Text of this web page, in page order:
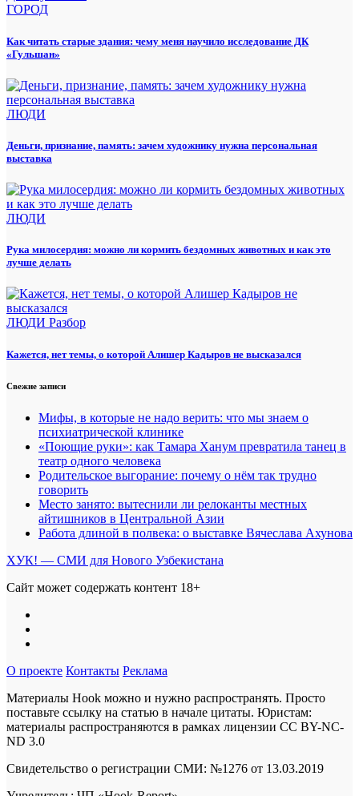
ГОРОД
Как читать старые здания: чему меня научило исследование ДК
«Гульшан»
ЛЮДИ
Деньги, признание, память: зачем художнику нужна персональная
выставка
ЛЮДИ
Рука милосердия: можно ли кормить бездомных животных и как это
лучше делать
ЛЮДИ Разбор
Кажется, нет темы, о которой Алишер Кадыров не высказался
Свежие записи
Мифы, в которые не надо верить: что мы знаем о
психиатрической клинике
«Поющие руки»: как Тамара Ханум превратила танец в
театр одного человека
Родительское выгорание: почему о нём так трудно
говорить
Место занято: вытеснили ли релоканты местных
айтишников в Центральной Азии
Работа длиной в полвека: о выставке Вячеслава Ахунова
ХУК! — СМИ для Нового Узбекистана
Сайт может содержать контент 18+
О проекте Контакты Реклама
Материалы Hook можно и нужно распространять. Просто
поставьте ссылку на статью в начале цитаты. Юристам:
материалы распространяются в рамках лицензии CC BY-NC-
ND 3.0
Свидетельство о регистрации СМИ: №1276 от 13.03.2019